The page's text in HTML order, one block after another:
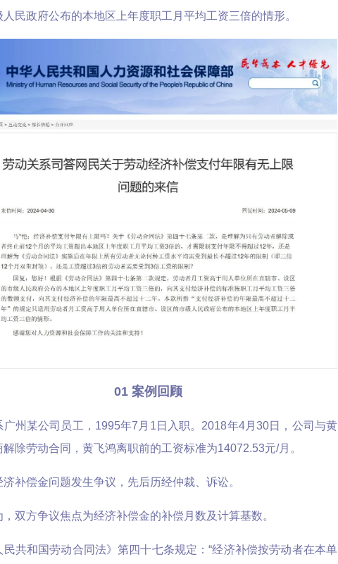
人民政府公布的本地区上年度职工月平均工资三倍的情形。
01 案例回顾
广州某公司员工，1995年7月1日入职。2018年4月30日，公司与黄
解除劳动合同，黄飞鸿离职前的工资标准为14072.53元/月。
补偿金问题发生争议，先后历经仲裁、诉讼。
双方争议焦点为经济补偿金的补偿月数及计算基数。
民共和国劳动合同法》第四十七条规定：“经济补偿按劳动者在本单